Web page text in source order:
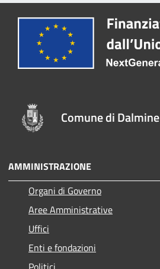
Comune di Dalmine
AMMINISTRAZIONE
Organi di Governo
Aree Amministrative
Uffici
Enti e fondazioni